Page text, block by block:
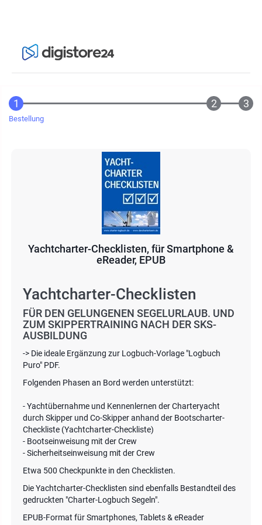
Bestellung
Yachtcharter-Checklisten, für Smartphone &
eReader, EPUB
Yachtcharter-Checklisten
FÜR DEN GELUNGENEN SEGELURLAUB. UND
ZUM SKIPPERTRAINING NACH DER SKS-
AUSBILDUNG
-> Die ideale Ergänzung zur Logbuch-Vorlage "Logbuch
Puro" PDF.
Folgenden Phasen an Bord werden unterstützt:
- Yachtübernahme und Kennenlernen der Charteryacht
durch Skipper und Co-Skipper anhand der Bootscharter-
Checkliste (Yachtcharter-Checkliste)
- Bootseinweisung mit der Crew
- Sicherheitseinweisung mit der Crew
Etwa 500 Checkpunkte in den Checklisten.
Die Yachtcharter-Checklisten sind ebenfalls Bestandteil des
gedruckten "Charter-Logbuch Segeln".
EPUB-Format für Smartphones, Tablets & eReader